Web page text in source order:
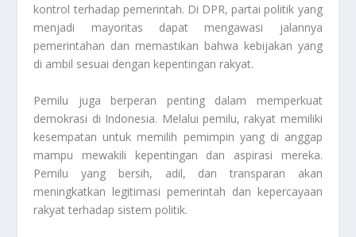
kontrol terhadap pemerintah. Di DPR, partai politik yang
menjadi mayoritas dapat mengawasi jalannya
pemerintahan dan memastikan bahwa kebijakan yang
di ambil sesuai dengan kepentingan rakyat.
Pemilu juga berperan penting dalam memperkuat
demokrasi di Indonesia. Melalui pemilu, rakyat memiliki
kesempatan untuk memilih pemimpin yang di anggap
mampu mewakili kepentingan dan aspirasi mereka.
Pemilu yang bersih, adil, dan transparan akan
meningkatkan legitimasi pemerintah dan kepercayaan
rakyat terhadap sistem politik.